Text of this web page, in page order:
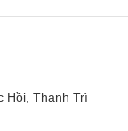
Hồi, Thanh Trì